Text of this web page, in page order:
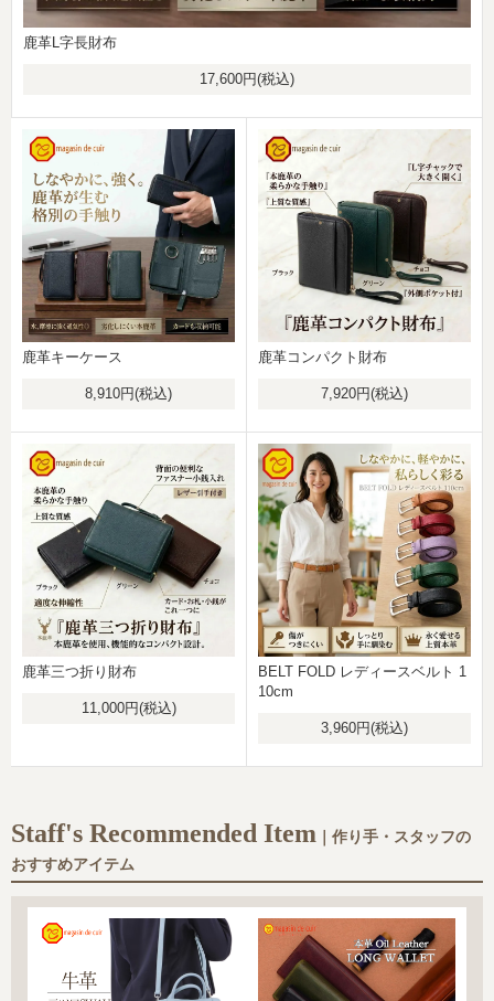
鹿革L字長財布
17,600円(税込)
鹿革キーケース
8,910円(税込)
鹿革コンパクト財布
7,920円(税込)
鹿革三つ折り財布
11,000円(税込)
BELT FOLD レディースベルト 1
10cm
3,960円(税込)
Staff's Recommended Item ｜作り手・スタッフの
おすすめアイテム